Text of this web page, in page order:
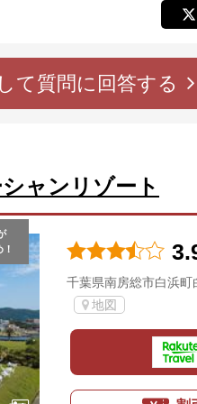
て質問に回答する
ャンリゾート
千葉県南房総市白浜町
地図